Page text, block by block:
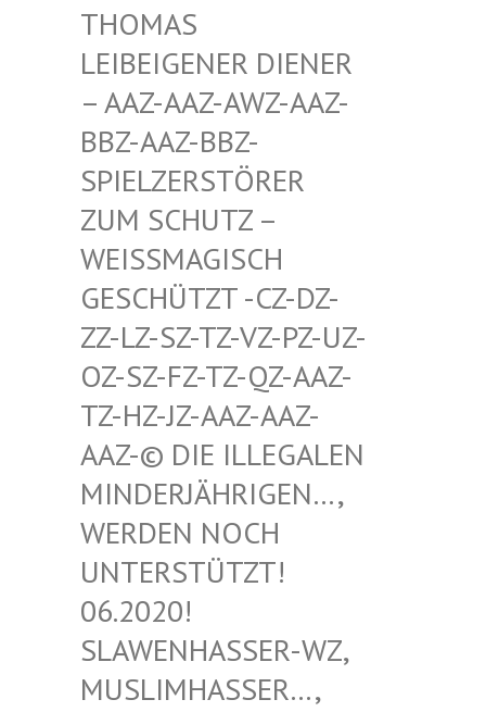
OMAS LE
IBEIGENER DIENER –
AAZ-AAZ-AWZ-AAZ-BB
Z-AAZ-BBZ-SP
IELZERSTÖRER ZU
M SCHUTZ – WE
ISSMAGISCH GES
CHÜTZT -CZ-DZ-ZZ-
LZ-SZ-TZ-VZ-PZ-UZ-OZ-
SZ-FZ-TZ-QZ-AAZ-TZ-
HZ-JZ-AAZ-AAZ-AAZ
-© DIE ILLEGALEN MIN
DERJÄHRIGEN…, WER
DEN NOCH UNT
ERSTÜTZT! 06.
2020! SLA
WENHASSER-WZ, MUS
LIMHASSER…, VOO